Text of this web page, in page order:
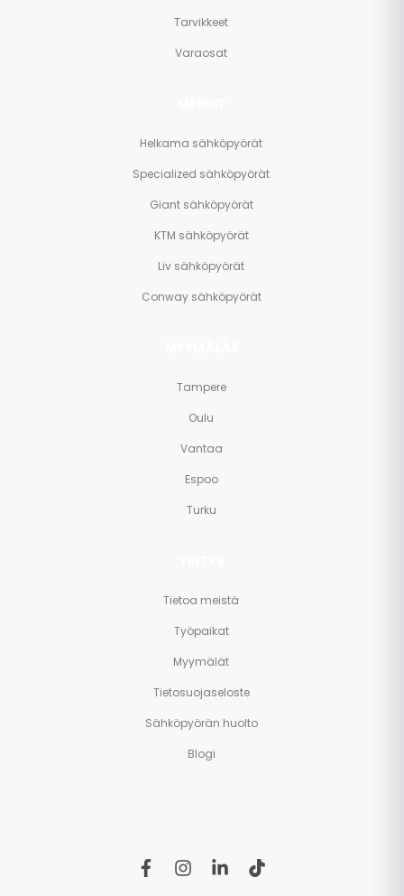
Tarvikkeet
Varaosat
Helkama sähköpyörät
Specialized sähköpyörät
Giant sähköpyörät
KTM sähköpyörät
Liv sähköpyörät
Conway sähköpyörät
Tampere
Oulu
Vantaa
Espoo
Turku
Tietoa meistä
Työpaikat
Myymälät
Tietosuojaseloste
Sähköpyörän huolto
Blogi
f
a i l t
i